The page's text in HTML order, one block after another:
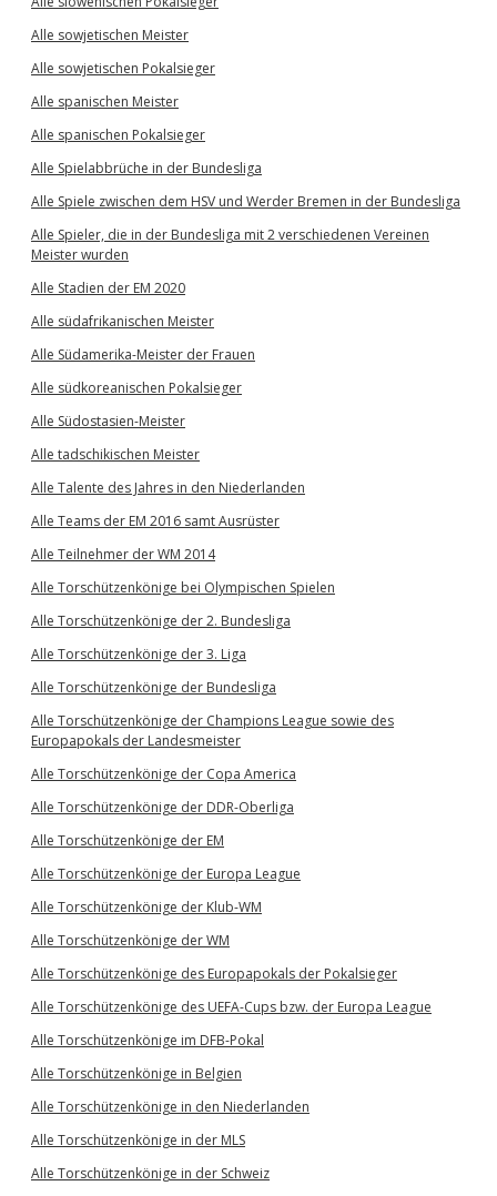
Alle sowjetischen Meister
Alle sowjetischen Pokalsieger
Alle spanischen Meister
Alle spanischen Pokalsieger
Alle Spielabbrüche in der Bundesliga
Alle Spiele zwischen dem HSV und Werder Bremen in der Bundesliga
Alle Spieler, die in der Bundesliga mit 2 verschiedenen Vereinen
Meister wurden
Alle Stadien der EM 2020
Alle südafrikanischen Meister
Alle Südamerika-Meister der Frauen
Alle südkoreanischen Pokalsieger
Alle Südostasien-Meister
Alle tadschikischen Meister
Alle Talente des Jahres in den Niederlanden
Alle Teams der EM 2016 samt Ausrüster
Alle Teilnehmer der WM 2014
Alle Torschützenkönige bei Olympischen Spielen
Alle Torschützenkönige der 2. Bundesliga
Alle Torschützenkönige der 3. Liga
Alle Torschützenkönige der Bundesliga
Alle Torschützenkönige der Champions League sowie des
Europapokals der Landesmeister
Alle Torschützenkönige der Copa America
Alle Torschützenkönige der DDR-Oberliga
Alle Torschützenkönige der EM
Alle Torschützenkönige der Europa League
Alle Torschützenkönige der Klub-WM
Alle Torschützenkönige der WM
Alle Torschützenkönige des Europapokals der Pokalsieger
Alle Torschützenkönige des UEFA-Cups bzw. der Europa League
Alle Torschützenkönige im DFB-Pokal
Alle Torschützenkönige in Belgien
Alle Torschützenkönige in den Niederlanden
Alle Torschützenkönige in der MLS
Alle Torschützenkönige in der Schweiz